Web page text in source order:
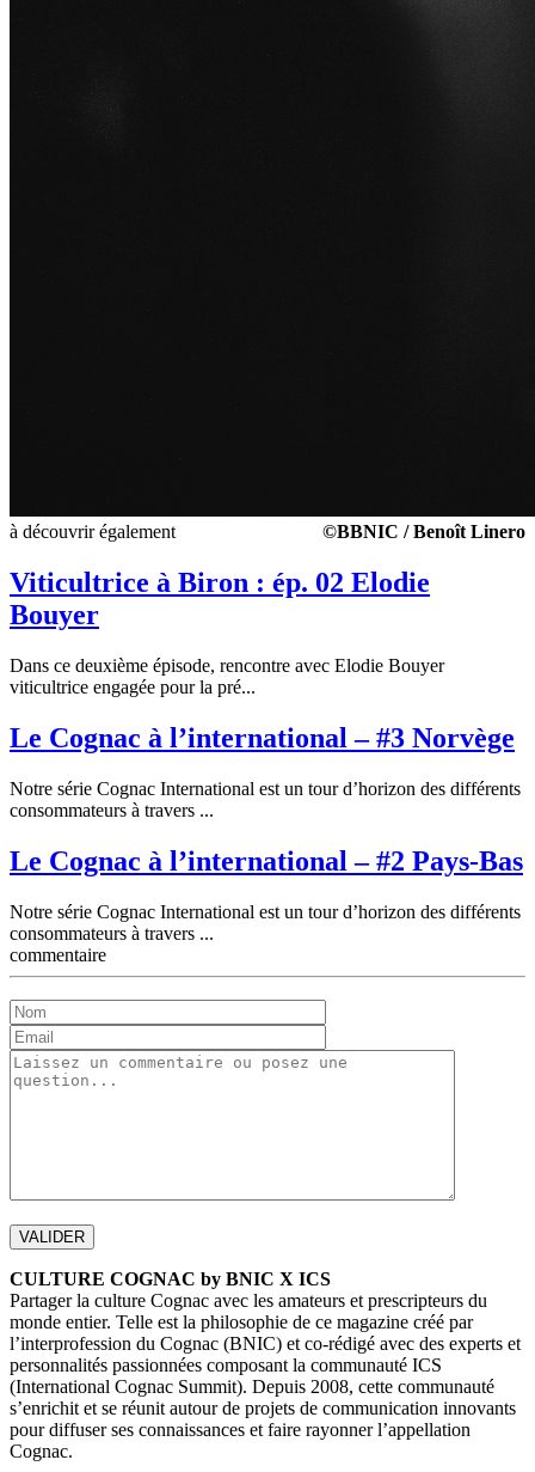
©BBNIC / Benoît Linero
à découvrir également
Viticultrice à Biron : ép. 02 Elodie
Bouyer
Dans ce deuxième épisode, rencontre avec Elodie Bouyer
viticultrice engagée pour la pré...
Le Cognac à l’international – #3 Norvège
Notre série Cognac International est un tour d’horizon des différents
consommateurs à travers ...
Le Cognac à l’international – #2 Pays-Bas
Notre série Cognac International est un tour d’horizon des différents
consommateurs à travers ...
commentaire
CULTURE COGNAC by BNIC X ICS
Partager la culture Cognac avec les amateurs et prescripteurs du
monde entier. Telle est la philosophie de ce magazine créé par
l’interprofession du Cognac (BNIC) et co-rédigé avec des experts et
personnalités passionnées composant la communauté ICS
(International Cognac Summit). Depuis 2008, cette communauté
s’enrichit et se réunit autour de projets de communication innovants
pour diffuser ses connaissances et faire rayonner l’appellation
Cognac.